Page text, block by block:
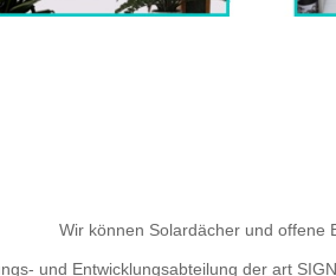
Wir können Solardächer und offene
und Entwicklungsabteilung der art